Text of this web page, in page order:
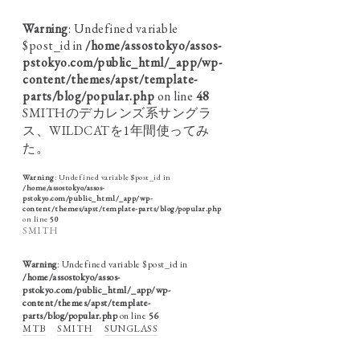
Warning: Undefined variable
$post_id in/home/assostokyo/assos-
pstokyo.com/public_html/_app/wp-
content/themes/apst/template-
parts/blog/popular.phpon line 48
SMITHのデカレンズ系サングラ
ス、WILDCATを1年間使ってみ
た。
Warning: Undefined variable $post_id in
/home/assostokyo/assos-
pstokyo.com/public_html/_app/wp-
content/themes/apst/template-parts/blog/popular.php
on line 50
SMITH
Warning: Undefined variable $post_id in
/home/assostokyo/assos-
pstokyo.com/public_html/_app/wp-
content/themes/apst/template-
parts/blog/popular.phpon line 56
MTB
SMITH SUNGLASS